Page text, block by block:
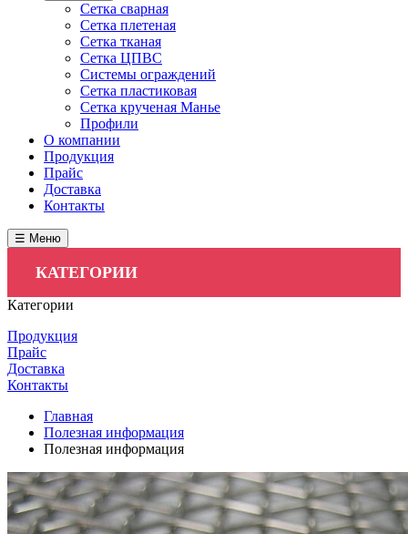
Сетка сварная
Сетка плетеная
Сетка тканая
Сетка ЦПВС
Системы ограждений
Сетка пластиковая
Сетка крученая Манье
Профили
О компании
Продукция
Прайс
Доставка
Контакты
☰ Меню
КАТЕГОРИИ
Категории
Продукция
Прайс
Доставка
Контакты
Главная
Полезная информация
Полезная информация